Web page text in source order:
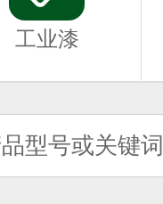
工业漆